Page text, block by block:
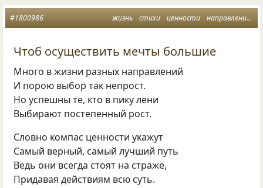
жизнь стихи ценности направление
#1800986
Чтоб осуществить мечты большие
Много в жизни разных направлений
И порою выбор так непрост.
Но успешны те, кто в пику лени
Выбирают постепенный рост.
Словно компас ценности укажут
Самый верный, самый лучший путь
Ведь они всегда стоят на страже,
Придавая действиям всю суть.